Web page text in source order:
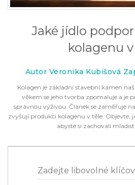
Jaké jídlo
kolagenu
Autor Veronika Kubišová
Kolagen je základní stavební kámen
věkem se jeho tvorba zpomaluje a je
správnou výživou. Článek se zaměřuje
zvyšují produkci kolagenu v těle. Objevte,
abyste si zachovali
Zadejte libovolné